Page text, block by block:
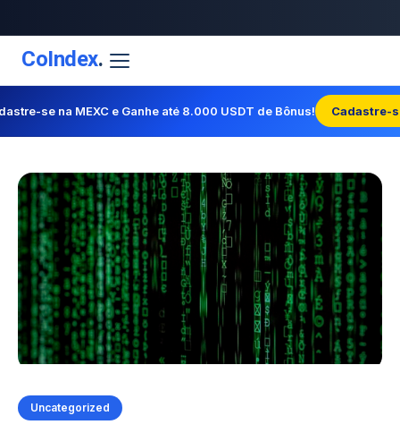
CoIndex.
se na MEXC e Ganhe até 8.000 USDT de Bônus! Cadastre-
Uncategorized